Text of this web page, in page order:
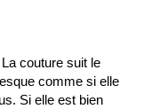
couture suit le
comme si elle
Si elle est bien